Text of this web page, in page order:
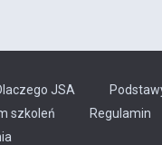
JSA
szkoleń
Regulamin